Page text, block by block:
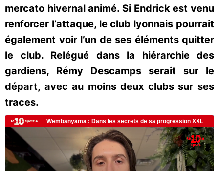
mercato hivernal animé. Si Endrick est venu
renforcer l’attaque, le club lyonnais pourrait
également voir l’un de ses éléments quitter
le club. Relégué dans la hiérarchie des
gardiens, Rémy Descamps serait sur le
départ, avec au moins deux clubs sur ses
traces.